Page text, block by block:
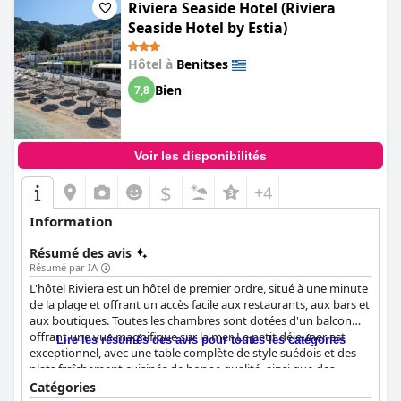
Riviera Seaside Hotel (Riviera
Seaside Hotel by Estia)
Hôtel à Benitses
7,8 Bien
Voir les disponibilités
$ +4
Information
Résumé des avis
Résumé par IA
L'hôtel Riviera est un hôtel de premier ordre, situé à une minute
de la plage et offrant un accès facile aux restaurants, aux bars et
aux boutiques. Toutes les chambres sont dotées d'un balcon
offrant une vue magnifique sur la mer. Le petit déjeuner est
exceptionnel, avec une table complète de style suédois et des
plats fraîchement cuisinés de bonne qualité, ainsi que des
omelettes préparées à la demande par le propriétaire. L'hôtel
Lire les résumés des avis pour toutes les catégories
Catégories